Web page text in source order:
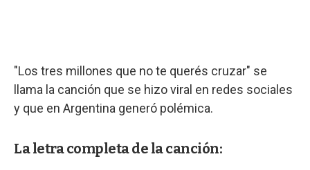
"Los tres millones que no te querés cruzar" se
llama la canción que se hizo viral en redes sociales
y que en Argentina generó polémica.
La letra completa de la canción: